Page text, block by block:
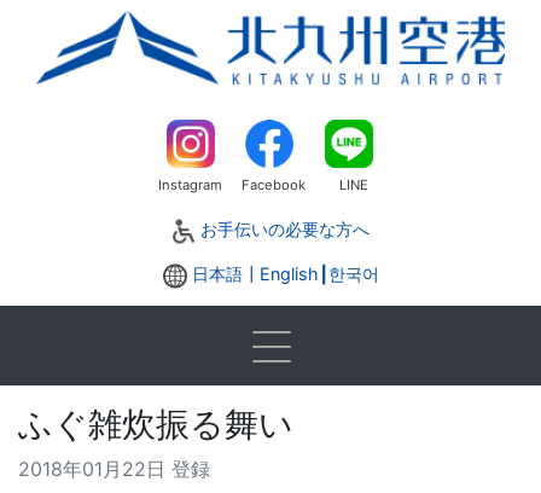
Instagram Facebook LINE
お手伝いの必要な方へ
日本語┃ English 한국어
ふぐ雑炊振る舞い
2018年01月22日 登録